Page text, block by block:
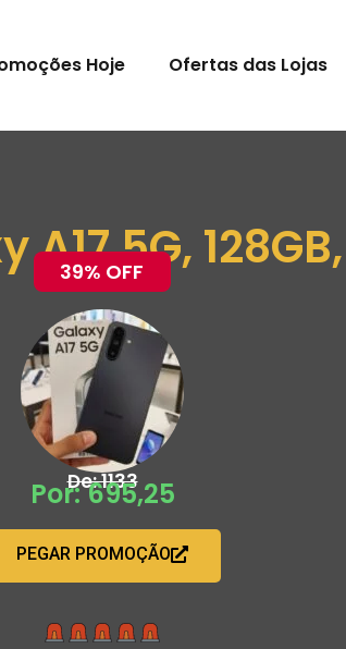
Hoje Ofertas das Lojas
5G,
39% OFF
De: 1133
Por: 695,25
PEGAR PROMOÇÃO